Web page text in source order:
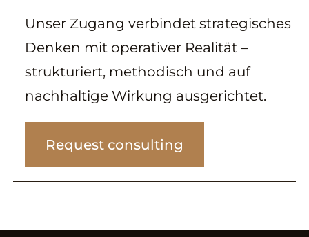
Unser Zugang verbindet strategisches
Denken mit operativer Realität –
strukturiert, methodisch und auf
nachhaltige Wirkung ausgerichtet.
Request consulting